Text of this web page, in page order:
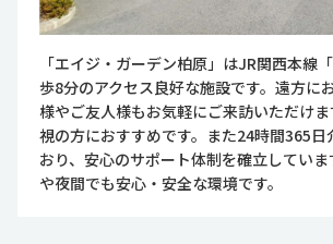
「エイジ・ガーデン柏原」はJR関西本線
歩8分のアクセス良好な施設です。遠方に
様やご友人様もお気軽にご来訪いただけ
視の方におすすめです。また24時間365日
おり、安心のサポート体制を確立してい
や夜間でも安心・安全な環境です。